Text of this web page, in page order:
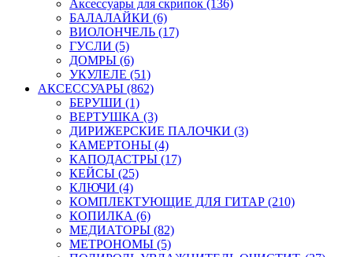
Аксессуары для скрипок (136)
БАЛАЛАЙКИ (6)
ВИОЛОНЧЕЛЬ (17)
ГУСЛИ (5)
ДОМРЫ (6)
УКУЛЕЛЕ (51)
АКСЕССУАРЫ (862)
БЕРУШИ (1)
ВЕРТУШКА (3)
ДИРИЖЕРСКИЕ ПАЛОЧКИ (3)
КАМЕРТОНЫ (4)
КАПОДАСТРЫ (17)
КЕЙСЫ (25)
КЛЮЧИ (4)
КОМПЛЕКТУЮЩИЕ ДЛЯ ГИТАР (210)
КОПИЛКА (6)
МЕДИАТОРЫ (82)
МЕТРОНОМЫ (5)